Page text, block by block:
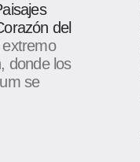
del
extremo
donde los
se